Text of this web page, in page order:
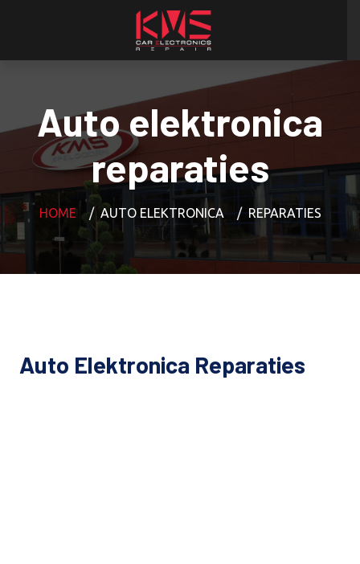
Auto elektronica
reparaties
HOME AUTO ELEKTRONICA REPARATIES
Auto Elektronica Reparaties